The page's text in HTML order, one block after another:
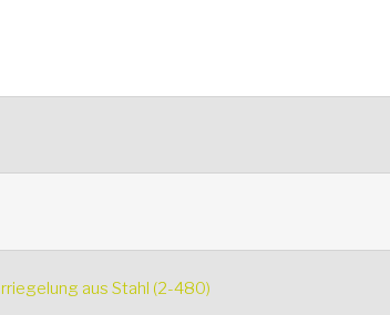
aus Stahl (2-480)